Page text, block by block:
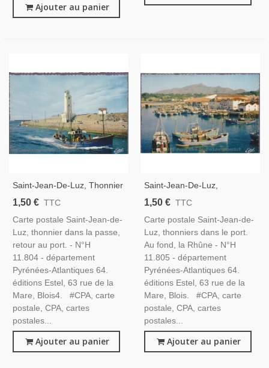
Ajouter au panier
Saint-Jean-De-Luz, Thonnier
Dans La Passe - Carte
Pyrénées-Atlantiques,
Bateaux
1,50 € TTC
Carte postale Saint-Jean-de-
Luz, thonnier dans la passe,
retour au port. - N°H
11.804 - département
Pyrénées-Atlantiques 64.
éditions Estel, 63 rue de la
Mare, Blois4. #CPA, carte
postale, CPA, cartes
postales...
Ajouter au panier
Saint-Jean-De-Luz,
Thonniers Dans Le Port -
Pyrénées-Atlantiques,
Bateaux
1,50 € TTC
Carte postale Saint-Jean-de-
Luz, thonniers dans le port.
Au fond, la Rhûne - N°H
11.805 - département
Pyrénées-Atlantiques 64.
éditions Estel, 63 rue de la
Mare, Blois. #CPA, carte
postale, CPA, cartes
postales...
Ajouter au panier